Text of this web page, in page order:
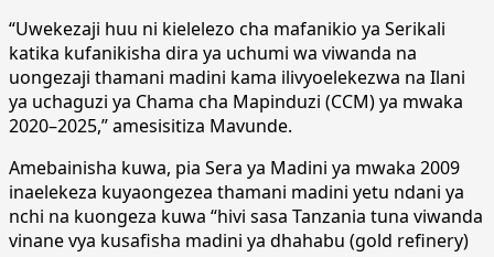
“Uwekezaji huu ni kielelezo cha mafanikio ya Serikali
katika kufanikisha dira ya uchumi wa viwanda na
uongezaji thamani madini kama ilivyoelekezwa na Ilani
ya uchaguzi ya Chama cha Mapinduzi (CCM) ya mwaka
2020–2025,” amesisitiza Mavunde.
Amebainisha kuwa, pia Sera ya Madini ya mwaka 2009
inaelekeza kuyaongezea thamani madini yetu ndani ya
nchi na kuongeza kuwa “hivi sasa Tanzania tuna viwanda
vinane vya kusafisha madini ya dhahabu (gold refinery)